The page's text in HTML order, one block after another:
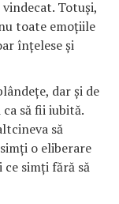
Totuși,
toate emoțiile
înțelese și
dar și de
să fii iubită.
să
o eliberare
ce simți fără să